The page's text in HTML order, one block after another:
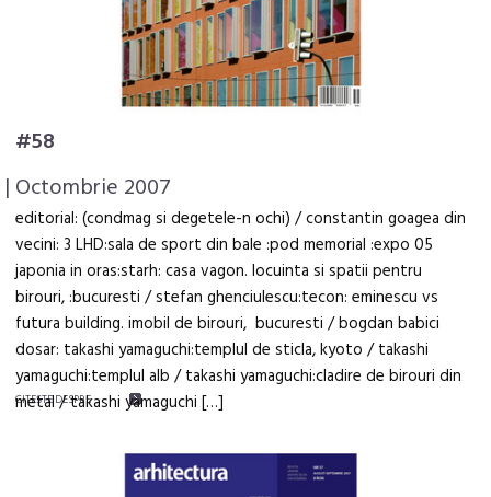
#58
| Octombrie 2007
editorial: (condmag si degetele-n ochi) / constantin goagea din
vecini: 3 LHD:sala de sport din bale :pod memorial :expo 05
japonia in oras:starh: casa vagon. locuinta si spatii pentru
birouri, :bucuresti / stefan ghenciulescu:tecon: eminescu vs
futura building. imobil de birouri, bucuresti / bogdan babici
dosar: takashi yamaguchi:templul de sticla, kyoto / takashi
yamaguchi:templul alb / takashi yamaguchi:cladire de birouri din
metal / takashi yamaguchi […]
CITEŞTE DESPRE